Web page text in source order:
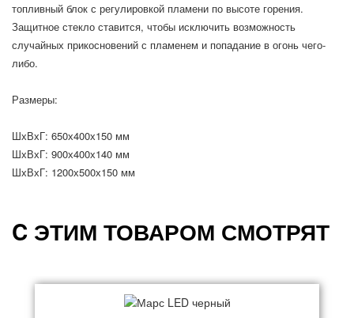
топливный блок с регулировкой пламени по высоте горения.
Защитное стекло ставится, чтобы исключить возможность
случайных прикосновений с пламенем и попадание в огонь чего-
либо.
Размеры:
ШхВхГ: 650х400х150 мм
ШхВхГ: 900х400х140 мм
ШхВхГ: 1200х500х150 мм
C ЭТИМ ТОВАРОМ СМОТРЯТ